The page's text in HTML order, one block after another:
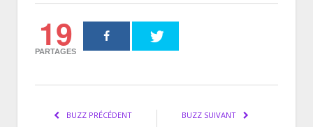
19
PARTAGES
BUZZ PRÉCÉDENT BUZZ SUIVANT